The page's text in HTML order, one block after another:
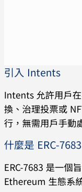
引入 Intents
Intents 允許用戶
換、治理投票或
行，無需用戶手動
什麼是 ERC-
ERC-7683 是一個
Ethereum 生態系